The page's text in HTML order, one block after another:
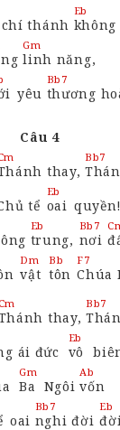
chí thánh
Eb
không
Gm
linh năng,
yêu
Bb7
thương
Câu 4
thay,
Bb7
tể
Eb
oai quyền!
Eb
trung,
Bb7
nơi
Dm
vật
Bb
tôn
F7
Chúa
Cm
thay,
Bb7
ái đức
Eb
vô
Gm
Ba Ngôi
Ab
vốn
oai
Bb7
nghi đời
Eb